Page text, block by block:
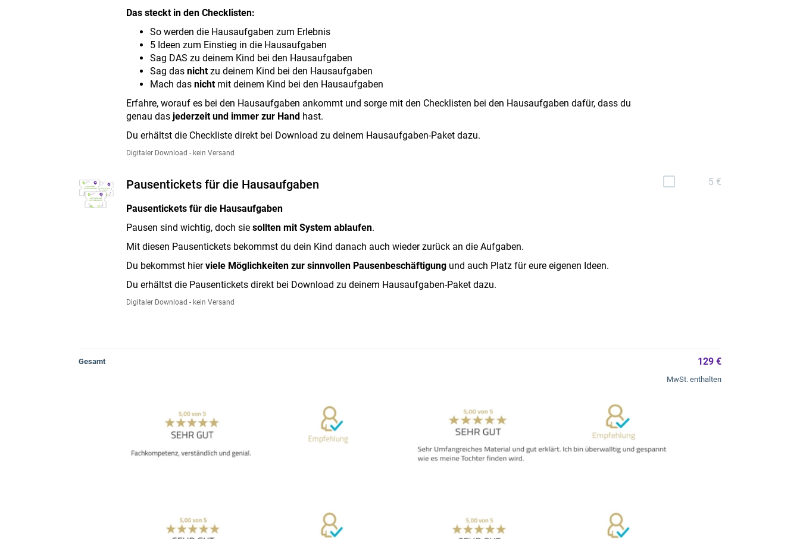
Das steckt in den Checklisten:
So werden die Hausaufgaben zum Erlebnis
5 Ideen zum Einstieg in die Hausaufgaben
Sag DAS zu deinem Kind bei den Hausaufgaben
Sag das nichtzu deinem Kind bei den Hausaufgaben
Mach das nichtmit deinem Kind bei den Hausaufgaben
Erfahre, worauf es bei den Hausaufgaben ankommt und sorge mit den Checklisten bei den Hausaufgaben dafür, dass du
genau das jederzeit und immer zur Hand hast.
Du erhältst die Checkliste direkt bei Download zu deinem Hausaufgaben-Paket dazu.
Digitaler Download - kein Versand
Pausentickets für die Hausaufgaben
Pausentickets für die Hausaufgaben
Pausen sind wichtig, doch sie sollten mit System ablaufen.
Mit diesen Pausentickets bekommst du dein Kind danach auch wieder zurück an die Aufgaben.
Du bekommst hierviele Möglichkeiten zur sinnvollen Pausenbeschäftigung und auch Platz für eure eigenen Ideen.
Du erhältst die Pausentickets direkt bei Download zu deinem Hausaufgaben-Paket dazu.
Digitaler Download - kein Versand
5 €
Gesamt 129 €
MwSt. enthalten